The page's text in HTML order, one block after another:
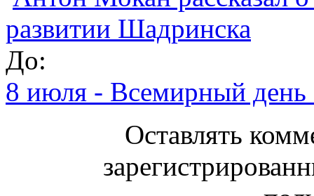
развитии Шадринска
До:
8 июля - Всемирный день
Оставлять